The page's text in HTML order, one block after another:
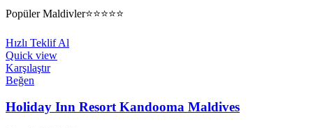
Popüler Maldivler⭐⭐⭐⭐⭐
Hızlı Teklif Al
Quick view
Karşılaştır
Beğen
Holiday Inn Resort Kandooma Maldives